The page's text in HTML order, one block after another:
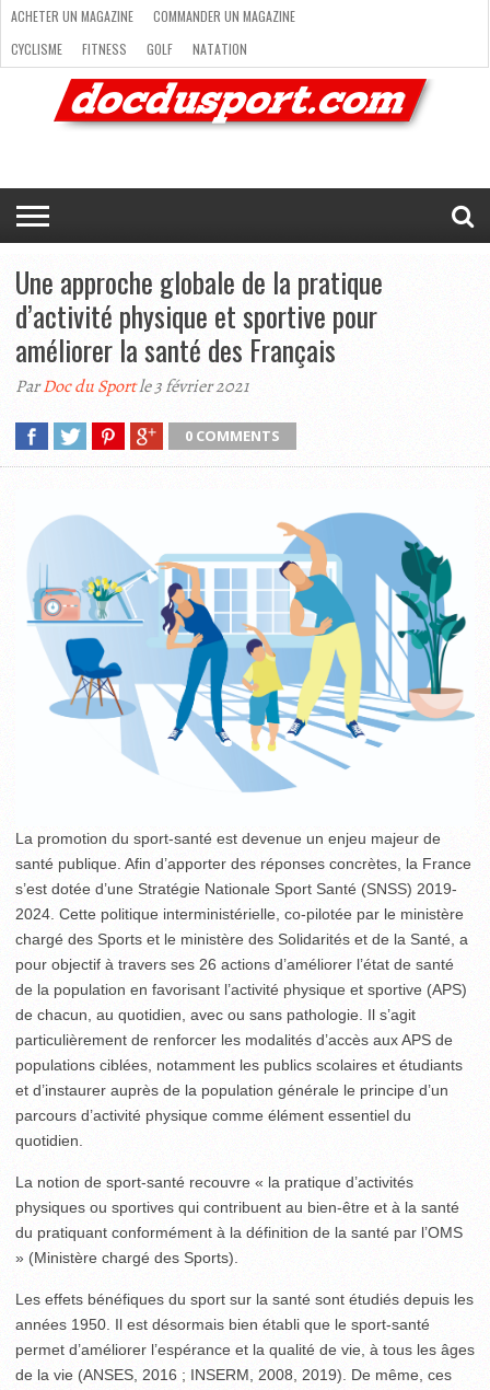
ACHETER
MAGAZINE
COMMANDER
UN
MAGAZINE
CYCLISME
FITNESS
GOLF
NATATION
RANDONNÉE
RUNNING
SKI
TRAIL
RUNNING
TRIATHLON
VOILE
NEWSLETTER
MAG’
EN
LIGNE
NOUS
CONTACTER
ACHETER UN MAGAZINE
COMMANDER UN MAGAZINE
CYCLISME
FITNESS GOLF
NATATION
RANDONNÉE
RUNNING SKI
TRAIL RUNNING
TRIATHLON
VOILE NEWSLETTER
MAG’ EN LIGNE
Une approche globale de la pratique
d’activité physique et sportive pour
améliorer la santé des Français
ParDoc du Sportle 3 février 2021
0 COMMENTS
La promotion du sport-santé est devenue un enjeu majeur de
santé publique. Afin d’apporter des réponses concrètes, la France
s’est dotée d’une Stratégie Nationale Sport Santé (SNSS) 2019-
2024. Cette politique interministérielle, co-pilotée par le ministère
chargé des Sports et le ministère des Solidarités et de la Santé, a
pour objectif à travers ses 26 actions d’améliorer l’état de santé
de la population en favorisant l’activité physique et sportive (APS)
de chacun, au quotidien, avec ou sans pathologie. Il s’agit
particulièrement de renforcer les modalités d’accès aux APS de
populations ciblées, notamment les publics scolaires et étudiants
et d’instaurer auprès de la population générale le principe d’un
parcours d’activité physique comme élément essentiel du
quotidien.
La notion de sport-santé recouvre « la pratique d’activités
physiques ou sportives qui contribuent au bien-être et à la santé
du pratiquant conformément à la définition de la santé par l’OMS
» (Ministère chargé des Sports).
Les effets bénéfiques du sport sur la santé sont étudiés depuis les
années 1950. Il est désormais bien établi que le sport-santé
permet d’améliorer l’espérance et la qualité de vie, à tous les âges
de la vie (ANSES, 2016 ; INSERM, 2008, 2019). De même, ces